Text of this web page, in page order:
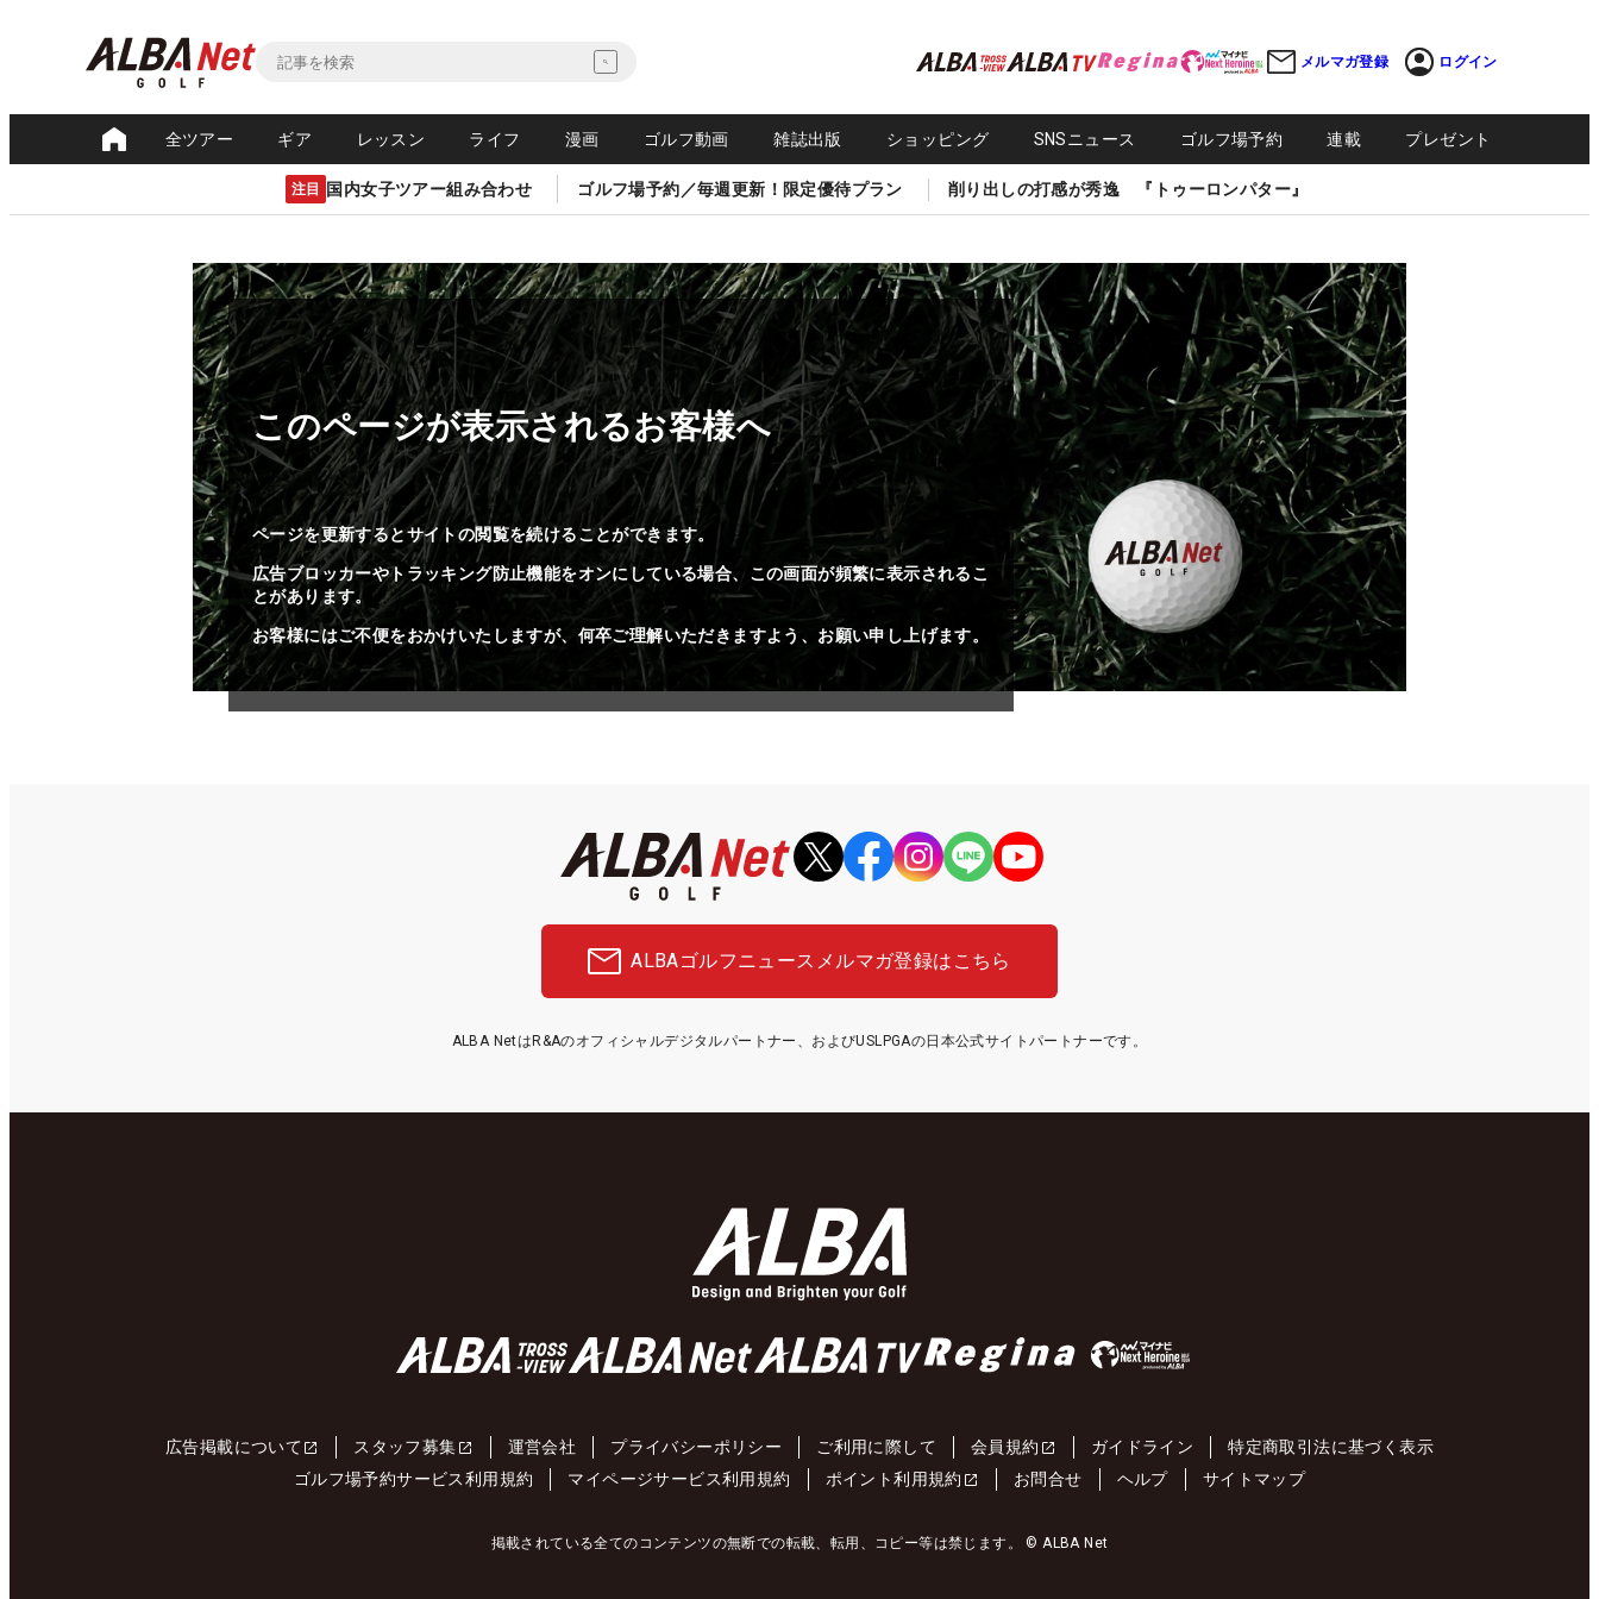
メルマガ登録 ログイン
全ツアー ギア レッスン ライフ 漫画 ゴルフ動画 雑誌出版 ショッピング SNSニュース ゴルフ場予約 連載 プレゼント
注目 国内女子ツアー組み合わせ ゴルフ場予約／毎週更新！限定優待プラン 削り出しの打感が秀逸 『トゥーロンパター』
このページが表示されるお客様へ
ページを更新するとサイトの閲覧を続けることができます。
広告ブロッカーやトラッキング防止機能をオンにしている場合、この画面が頻繁に表示されるこ
とがあります。
お客様にはご不便をおかけいたしますが、何卒ご理解いただきますよう、お願い申し上げます。
ALBAゴルフニュース メルマガ登録はこちら
ALBA NetはR&Aのオフィシャルデジタルパートナー、およびUSLPGAの日本公式サイトパートナーです。
広告掲載について スタッフ募集 運営会社 プライバシーポリシー ご利用に際して 会員規約 ガイドライン
特定商取引法に基づく表示
ゴルフ場予約サービス利用規約
マイページサービス利用規約 ポイント利用規約 お問合せ ヘルプ サイトマップ
掲載されている全てのコンテンツの無断での転載、転用、コピー等は禁じます。 © ALBA Net